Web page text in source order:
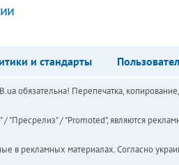
и стандарты
обязательна! Перепечатка,
/ "Promoted", являются
в рекламных материалах. Согласно